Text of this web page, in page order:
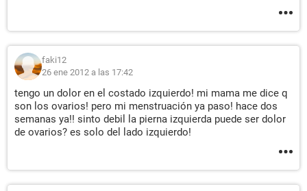
faki12
26 ene 2012 a las 17:42
tengo un dolor en el costado izquierdo! mi mama me dice q
son los ovarios! pero mi menstruación ya paso! hace dos
semanas ya!! sinto debil la pierna izquierda puede ser dolor
de ovarios? es solo del lado izquierdo!